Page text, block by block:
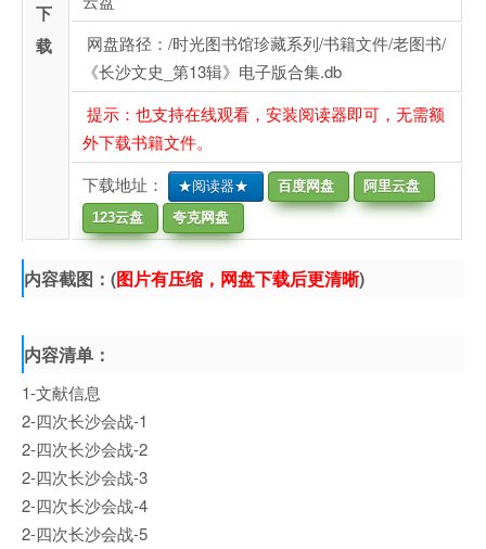
下
载
网盘路径：/时光图书馆珍藏系列/书籍文件/老图书/
《长沙文史_第13辑》电子版合集.db
提示：也支持在线观看，安装阅读器即可，无需额
外下载书籍文件。
下载地址：
★阅读器★ 百度网盘
阿里云盘
123云盘
夸克网盘
内容截图：(图片有压缩，网盘下载后更清晰)
内容清单：
1-文献信息
2-四次长沙会战-1
2-四次长沙会战-2
2-四次长沙会战-3
2-四次长沙会战-4
2-四次长沙会战-5